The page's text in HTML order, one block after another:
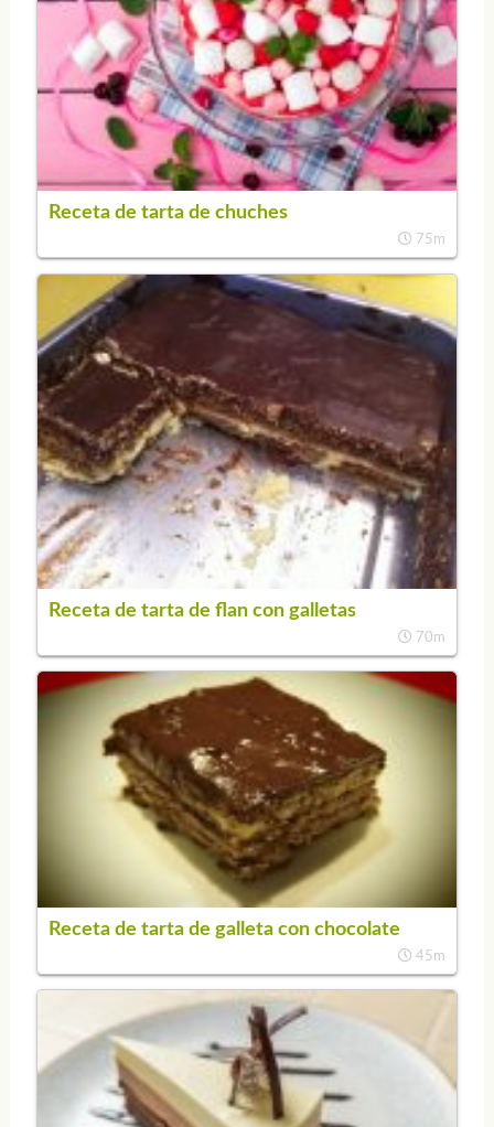
Receta de tarta de chuches
75m
Receta de tarta de flan con galletas
70m
Receta de tarta de galleta con chocolate
45m